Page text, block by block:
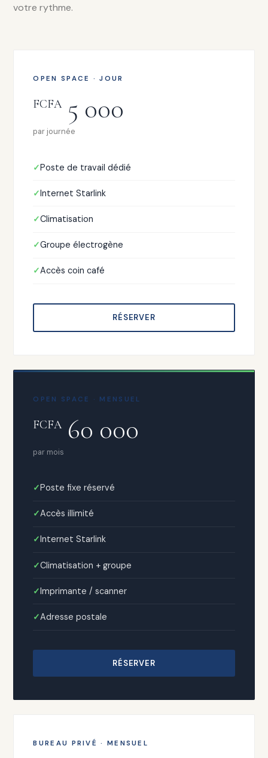
votre rythme.
OPEN SPACE · JOUR
FCFA5 000
par journée
Poste de travail dédié
Internet Starlink
Climatisation
Groupe électrogène
Accès coin café
RÉSERVER
OPEN SPACE · MENSUEL
FCFA60 000
par mois
Poste fixe réservé
Accès illimité
Internet Starlink
Climatisation + groupe
Imprimante / scanner
Adresse postale
RÉSERVER
BUREAU PRIVÉ · MENSUEL